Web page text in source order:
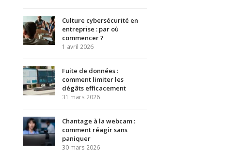
Culture cybersécurité en
entreprise : par où
commencer ?
1 avril 2026
Fuite de données :
comment limiter les
dégâts efficacement
31 mars 2026
Chantage à la webcam :
comment réagir sans
paniquer
30 mars 2026